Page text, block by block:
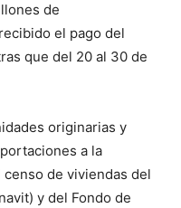
de
el pago del
que del 20 al 30 de
originarias y
a la
de viviendas del
y del Fondo de